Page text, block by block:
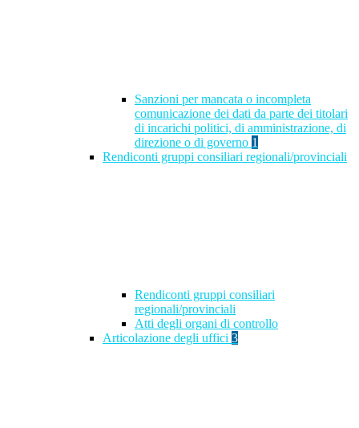
Sanzioni per mancata o incompleta
comunicazione dei dati da parte dei titolari
di incarichi politici, di amministrazione, di
direzione o di governo 1
Rendiconti gruppi consiliari regionali/provinciali
Rendiconti gruppi consiliari
regionali/provinciali
Atti degli organi di controllo
Articolazione degli uffici 3